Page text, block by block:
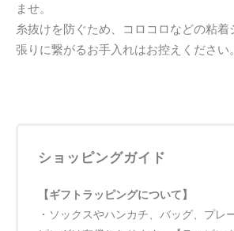
ませ。
糸抜けを防ぐため、コロコロなどの粘着
張りに繋がるお手入れはお控えください。
ショッピングガイド
【ギフトラッピングについて】
・ソックスやハンカチ、バッグ、プレ